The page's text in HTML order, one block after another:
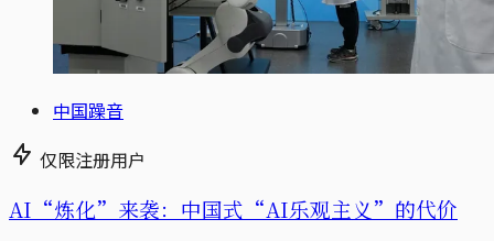
中国躁音
仅限注册用户
AI“炼化”来袭：中国式“AI乐观主义”的代价